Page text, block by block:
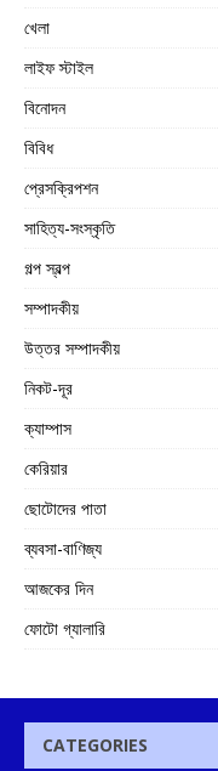
খেলা
লাইফ স্টাইল
বিনোদন
বিবিধ
প্রেসক্রিপশন
সাহিত্য-সংস্কৃতি
গল্প স্বল্প
সম্পাদকীয়
উত্তর সম্পাদকীয়
নিকট-দূর
ক্যাম্পাস
কেরিয়ার
ছোটোদের পাতা
ব্যবসা-বাণিজ্য
আজকের দিন
ফোটো গ্যালারি
CATEGORIES